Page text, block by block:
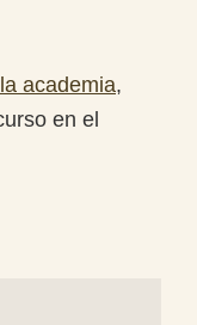
academia,
en el